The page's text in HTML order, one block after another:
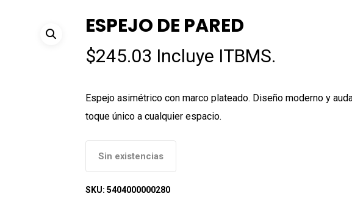
ESPEJO DE PARED
$245.03 Incluye ITBMS.
Espejo asimétrico con marco plateado. Diseño moderno y
toque único a cualquier espacio.
Sin existencias
SKU:5404000000280